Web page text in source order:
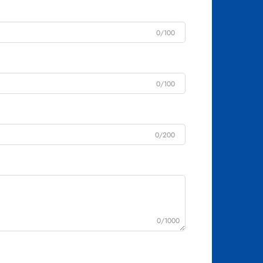
0/100
0/100
0/200
0/1000